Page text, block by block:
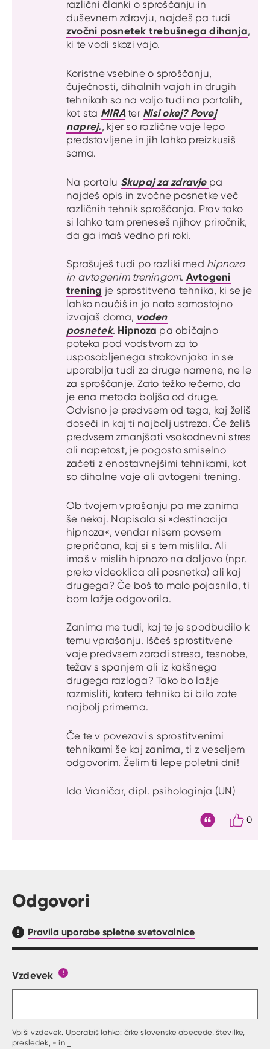
različni članki o sproščanju in
duševnem zdravju, najdeš pa tudi
zvočni posnetek trebušnega dihanja,
ki te vodi skozi vajo.
Koristne vsebine o sproščanju,
čuječnosti, dihalnih vajah in drugih
tehnikah so na voljo tudi na portalih,
kot sta MIRAter Nisi okej? Povej
naprej., kjer so različne vaje lepo
predstavljene in jih lahko preizkusiš
sama.
Na portalu Skupaj za zdravje pa
najdeš opis in zvočne posnetke več
različnih tehnik sproščanja. Prav tako
si lahko tam preneseš njihov priročnik,
da ga imaš vedno pri roki.
Sprašuješ tudi po razliki med hipnozo
in avtogenim treningom. Avtogeni
trening je sprostitvena tehnika, ki se je
lahko naučiš in jo nato samostojno
izvajaš doma, voden
posnetek. Hipnoza pa običajno
poteka pod vodstvom za to
usposobljenega strokovnjaka in se
uporablja tudi za druge namene, ne le
za sproščanje. Zato težko rečemo, da
je ena metoda boljša od druge.
Odvisno je predvsem od tega, kaj želiš
doseči in kaj ti najbolj ustreza. Če želiš
predvsem zmanjšati vsakodnevni stres
ali napetost, je pogosto smiselno
začeti z enostavnejšimi tehnikami, kot
so dihalne vaje ali avtogeni trening.
Ob tvojem vprašanju pa me zanima
še nekaj. Napisala si »destinacija
hipnoza«, vendar nisem povsem
prepričana, kaj si s tem mislila. Ali
imaš v mislih hipnozo na daljavo (npr.
preko videoklica ali posnetka) ali kaj
drugega? Če boš to malo pojasnila, ti
bom lažje odgovorila.
Zanima me tudi, kaj te je spodbudilo k
temu vprašanju. Iščeš sprostitvene
vaje predvsem zaradi stresa, tesnobe,
težav s spanjem ali iz kakšnega
drugega razloga? Tako bo lažje
razmisliti, katera tehnika bi bila zate
najbolj primerna.
Če te v povezavi s sprostitvenimi
tehnikami še kaj zanima, ti z veseljem
odgovorim. Želim ti lepe poletni dni!
Ida Vraničar, dipl. psihologinja (UN)
0
Odgovori
Pravila uporabe spletne svetovalnice
Obrazec, kjer lahko zastaviš vprašanje
Vzdevek
Vpiši vzdevek. Uporabiš lahko: črke slovenske abecede, številke,
presledek, - in _